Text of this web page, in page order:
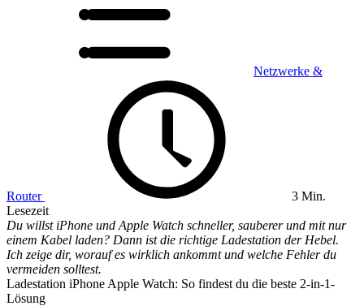
Netzwerke &
Router
3 Min.
Lesezeit
Du willst iPhone und Apple Watch schneller, sauberer und mit nur
einem Kabel laden? Dann ist die richtige Ladestation der Hebel.
Ich zeige dir, worauf es wirklich ankommt und welche Fehler du
vermeiden solltest.
Ladestation iPhone Apple Watch: So findest du die beste 2-in-1-
Lösung